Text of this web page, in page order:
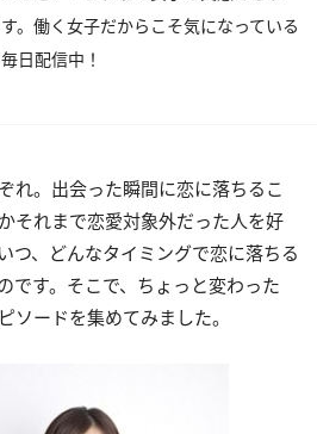
。働く女子だからこそ気になっている
日配信中！
れ。出会った瞬間に恋に落ちるこ
それまで恋愛対象外だった人を好
つ、どんなタイミングで恋に落ちる
です。そこで、ちょっと変わった
ソードを集めてみました。